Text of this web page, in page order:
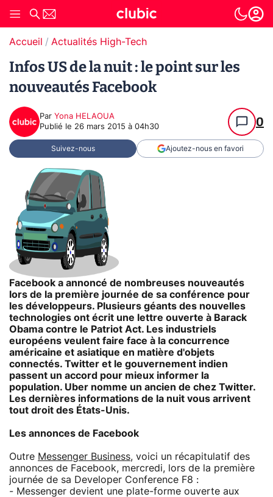
Accueil Actualités High-Tech
Infos US de la nuit : le point sur les
nouveautés Facebook
Par Yona HELAOUA
Publié le 26 mars 2015 à 04h30 0
Suivez-nous Ajoutez-nous en favori
Facebook a annoncé de nombreuses nouveautés
lors de la première journée de sa conférence pour
les développeurs. Plusieurs géants des nouvelles
technologies ont écrit une lettre ouverte à Barack
Obama contre le Patriot Act. Les industriels
européens veulent faire face à la concurrence
américaine et asiatique en matière d'objets
connectés. Twitter et le gouvernement indien
passent un accord pour mieux informer la
population. Uber nomme un ancien de chez Twitter.
Les dernières informations de la nuit vous arrivent
tout droit des États-Unis.
Les annonces de Facebook
Outre Messenger Business, voici un récapitulatif des
annonces de Facebook, mercredi, lors de la première
journée de sa Developer Conference F8 :
- Messenger devient une plate-forme ouverte aux